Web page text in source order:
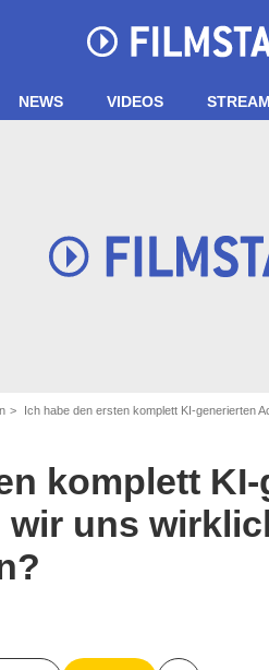
NEWS VIDEOS
Ich habe den ersten komplett KI-generierten
komplett
wir uns